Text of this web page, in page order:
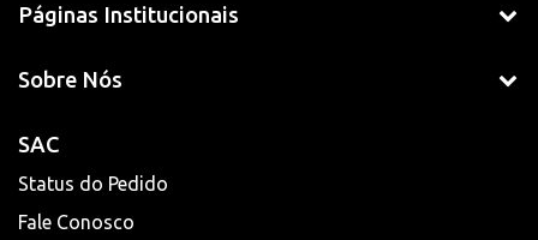
Páginas Institucionais
Sobre Nós
SAC
Status do Pedido
Fale Conosco